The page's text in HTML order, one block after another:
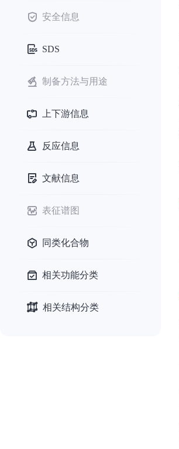
安全信息
SDS
制备方法与用途
上下游信息
反应信息
文献信息
表征谱图
同类化合物
相关功能分类
相关结构分类